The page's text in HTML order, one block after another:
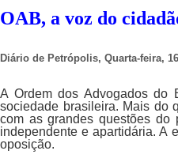
OAB, a voz do
Diário de Petrópolis, Quarta-feira,
A Ordem dos Advogados
sociedade brasileira. Mais do
com as grandes questões do
independente e apartidária. A
oposição.